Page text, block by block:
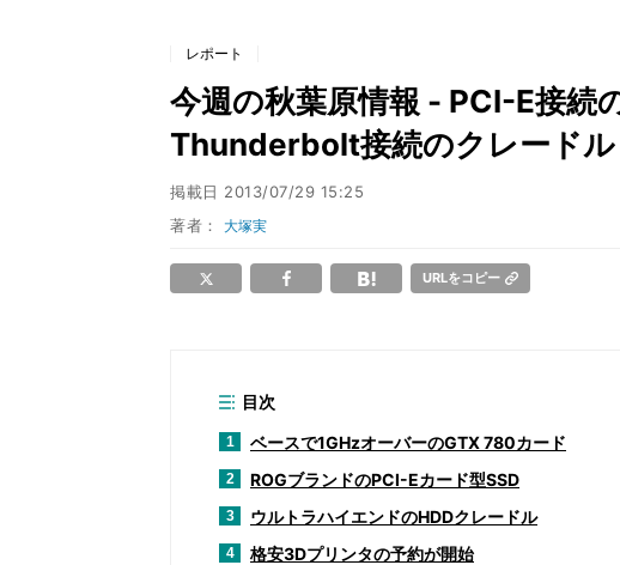
レポート
今週の秋葉原情報 - PCI-E接続
Thunderbolt接続のクレードル
掲載日 2013/07/29 15:25
著者：大塚実
URLをコピー
目次
1 ベースで1GHzオーバーのGTX 780カード
2 ROGブランドのPCI-Eカード型SSD
3 ウルトラハイエンドのHDDクレードル
4 格安3Dプリンタの予約が開始